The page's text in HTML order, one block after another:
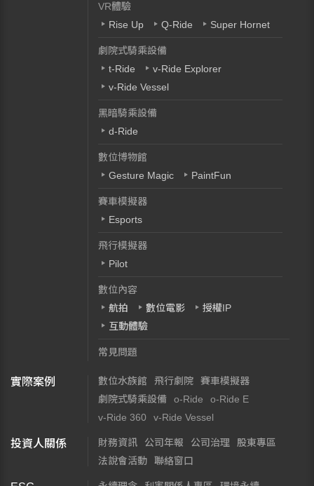
VR體驗
Rise Up
Q-Ride Super Hornet
劇院式騎乘設備
t-Ride
v-Ride Explorer
v-Ride Vessel
黑暗騎乘設備
d-Ride
數位博物館
Gesture Magic
PaintFun
賽車模擬器
Esports
飛行模擬器
Pilot
數位內容
航拍
數位電影
授權IP
互動體驗
常見問題
實際案例 數位水族館 飛行劇院
賽車模擬器
劇院式騎乘設備
o-Ride
o-Ride E
v-Ride 360
v-Ride Vessel
投資人關係 財務資訊 公司年報 公司治理
股東專區
法說會活動
聯絡窗口